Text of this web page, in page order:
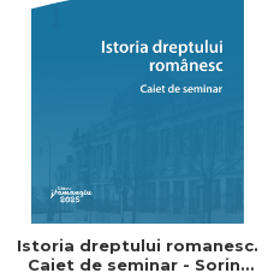
Istoria dreptului romanesc.
Caiet de seminar - Sorin-